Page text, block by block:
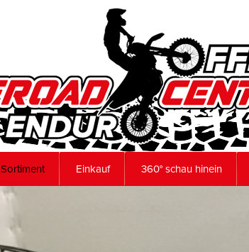
Sortiment Einkauf 360° schau hinein